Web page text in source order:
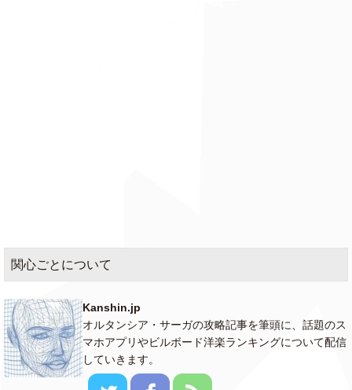
関心ごとについて
Kanshin.jp
オルタンシア・サーガの攻略記事を筆頭に、話題のス
マホアプリやビルボード洋楽ランキングについて配信
していきます。